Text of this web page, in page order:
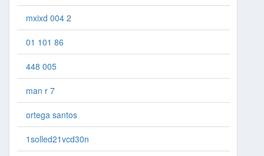
mxixd 004 2
01 101 86
448 005
man r 7
ortega santos
1solled21vcd30n